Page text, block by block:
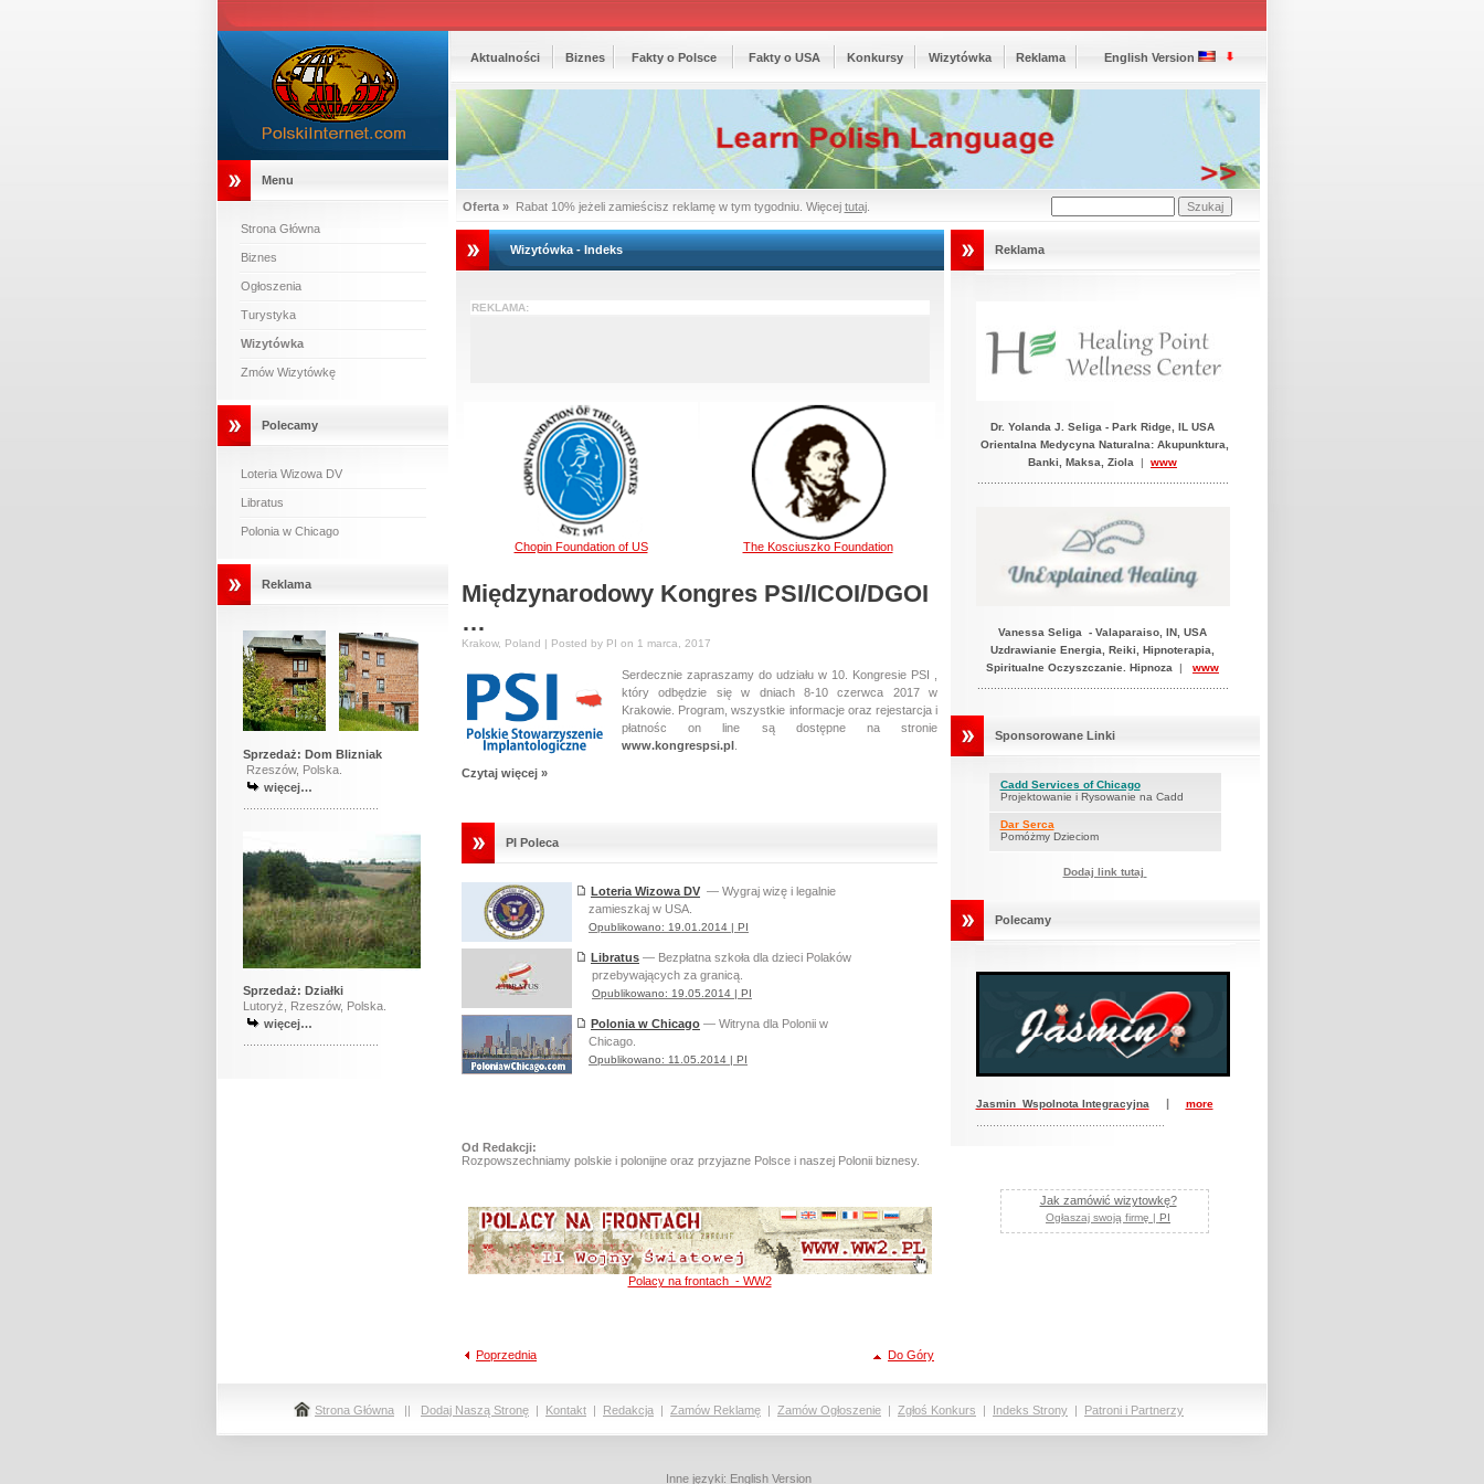
Menu
Strona Główna
Biznes
Ogłoszenia
Turystyka
Wizytówka
Zmów Wizytówkę
Polecamy
Loteria Wizowa DV
Libratus
Polonia w Chicago
Reklama
Sprzedaż: Dom Blizniak
Rzeszów, Polska.
więcej…
Sprzedaż: Działki
Lutoryż, Rzeszów, Polska.
więcej…
Aktualności Biznes Fakty o Polsce Fakty o USA Konkursy Wizytówka Reklama English Version
Oferta » Rabat 10% jeżeli zamieścisz reklamę w tym tygodniu. Więcej tutaj.
Wizytówka - Indeks
REKLAMA:
Chopin Foundation of US The Kosciuszko Foundation
Międzynarodowy Kongres PSI/ICOI/DGOI
…
Krakow, Poland | Posted by PI on 1 marca, 2017
Serdecznie zapraszamy do udziału w 10. Kongresie PSI ,
który odbędzie się w dniach 8-10 czerwca 2017 w
Krakowie. Program, wszystkie informacje oraz rejestarcja i
płatnośc on line są dostępne na stronie
www.kongrespsi.pl
Czytaj więcej »
PI Poleca
Loteria Wizowa DV — Wygraj wizę i legalnie
zamieszkaj w USA.
Opublikowano: 19.01.2014 | PI
Libratus — Bezpłatna szkoła dla dzieci Polaków
przebywających za granicą.
Opublikowano: 19.05.2014 | PI
Polonia w Chicago — Witryna dla Polonii w
Chicago.
Opublikowano: 11.05.2014 | PI
Od Redakcji:
Rozpowszechniamy polskie i polonijne oraz przyjazne Polsce i naszej Polonii biznesy.
Polacy na frontach - WW2
Poprzednia Do Góry
Reklama
Dr. Yolanda J. Seliga - Park Ridge, IL USA
Orientalna Medycyna Naturalna: Akupunktura,
Banki, Maksa, Ziola
| www
Vanessa Seliga - Valaparaiso, IN, USA
Uzdrawianie Energia, Reiki, Hipnoterapia,
Spiritualne Oczyszczanie. Hipnoza
| www
Sponsorowane Linki
Cadd Services of Chicago
Projektowanie i Rysowanie na Cadd
Dar Serca
Pomóżmy Dzieciom
Dodaj link tutaj
Polecamy
Jasmin Wspolnota Integracyjna | more
Jak zamówić wizytowkę?
Ogłaszaj swoją firmę | PI
Strona Główna || Dodaj Naszą Stronę | Kontakt | Redakcja | Zamów Reklamę | Zamów Ogłoszenie | Zgłoś Konkurs | Indeks Strony | Patroni i Partnerzy
Inne języki: English Version